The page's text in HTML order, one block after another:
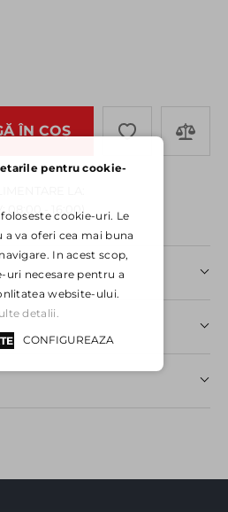
ÎN COȘ
LA:
08:00 - 16:00)
pentru cookie-
cookie-uri. Le
va oferi cea mai buna
In acest scop,
uri necesare pentru a
website-ului.
detalii.
CONFIGUREAZA